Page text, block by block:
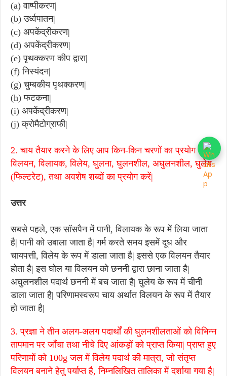
(a) वाष्पीकरण|
(b) उर्ध्वपातन|
(c) अपकेंद्रीकरण|
(d) अपकेंद्रीकरण|
(e) पृथक्करण कीप द्वारा|
(f) निस्यंदन|
(g) चुम्बकीय पृथक्करण|
(h) फटकना|
(i) अपकेंद्रीकरण|
(j) क्रोमैटोग्राफी|
2. चाय तैयार करने के लिए आप किन-किन चरणों का प्रयोग करेंगे|
विलयन, विलायक, विलेय, घुलना, घुलनशील, अघुलनशील, घुलेय
(फिल्टरेट), तथा अवशेष शब्दों का प्रयोग करें|
उत्तर
सबसे पहले, एक सॉसपैन में पानी, विलायक के रूप में लिया जाता
है| पानी को उबाला जाता है| गर्म करते समय इसमें दूध और
चायपत्ती, विलेय के रूप में डाला जाता है| इससे एक विलयन तैयार
होता है| इस घोल या विलयन को छननी द्वारा छाना जाता है|
अघुलनशील पदार्थ छननी में बच जाता है| घुलेय के रूप में चीनी
डाला जाता है| परिणामस्वरूप चाय अर्थात विलयन के रूप में तैयार
हो जाता है|
3. प्रज्ञा ने तीन अलग-अलग पदार्थों की घुलनशीलताओं को विभिन्न
तापमान पर जाँचा तथा नीचे दिए आंकड़ों को प्राप्त किया| प्राप्त हुए
परिणामों को 100g जल में विलेय पदार्थ की मात्रा, जो संतृप्त
विलयन बनाने हेतु पर्याप्त है, निम्नलिखित तालिका में दर्शाया गया है|